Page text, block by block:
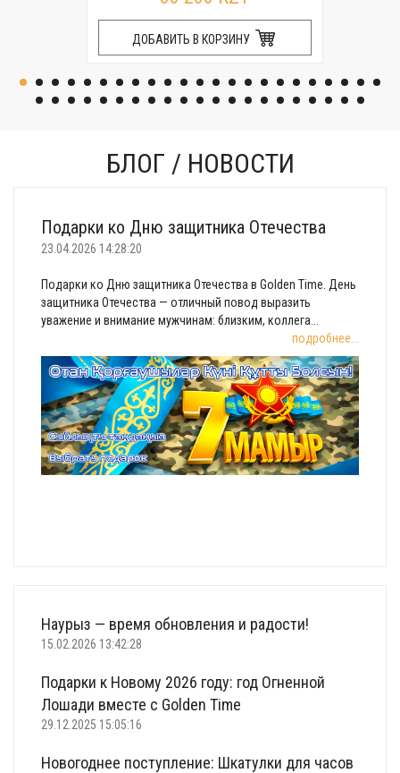
ДОБАВИТЬ В КОРЗИНУ
БЛОГ / НОВОСТИ
Подарки ко Дню защитника Отечества
23.04.2026 14:28:20
Подарки ко Дню защитника Отечества в Golden Time. День
защитника Отечества — отличный повод выразить
уважение и внимание мужчинам: близким, коллега...
подробнее...
Наурыз — время обновления и радости!
15.02.2026 13:42:28
Подарки к Новому 2026 году: год Огненной
Лошади вместе с Golden Time
29.12.2025 15:05:16
Новогоднее поступление: Шкатулки для часов